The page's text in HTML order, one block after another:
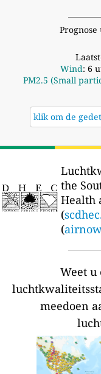
Wind: 6
PM2.5 (Small
klik om de
the
Health
(
(
Weet
meedoen